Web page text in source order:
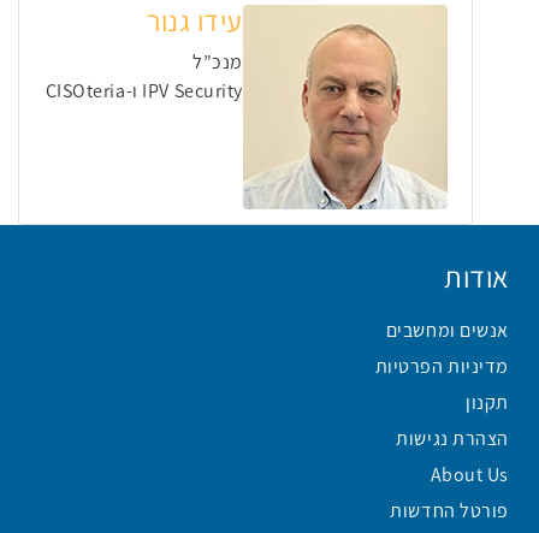
עידו גנור
מנכ”ל
IPV Security ו-CISOteria
אודות
אנשים ומחשבים
מדיניות הפרטיות
תקנון
הצהרת נגישות
About Us
פורטל החדשות